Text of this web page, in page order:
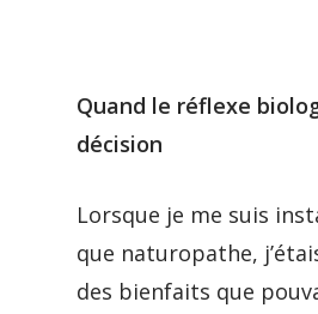
Quand le réflexe
décision
Lorsque je me suis
que naturopathe,
des bienfaits que